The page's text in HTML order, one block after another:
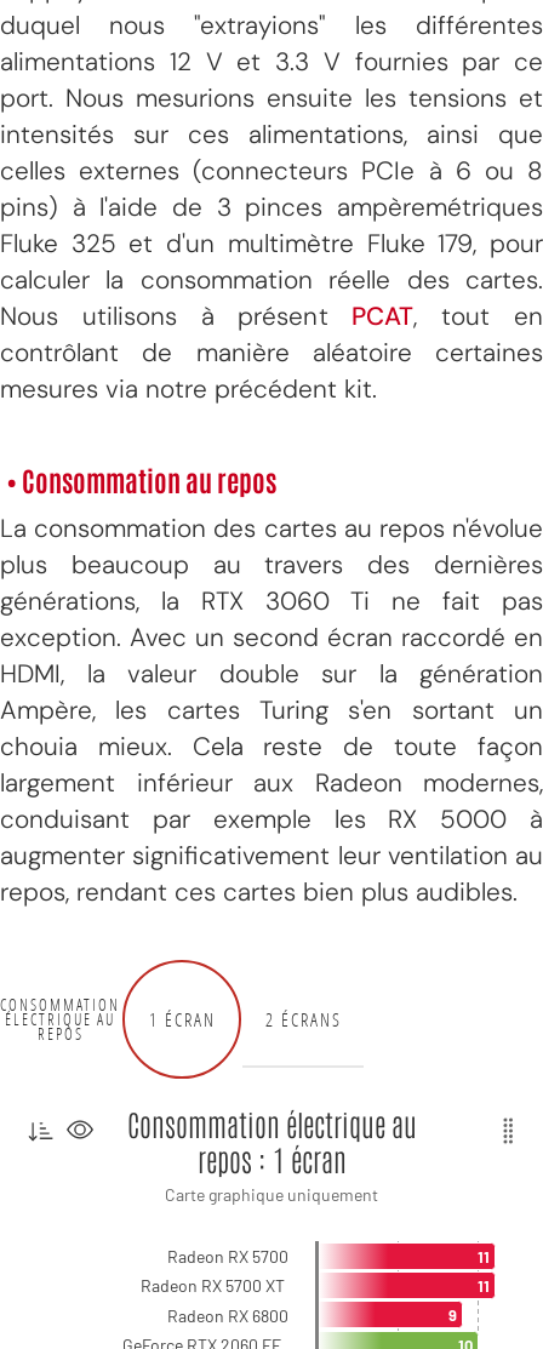
duquel nous "extrayions" les différentes
alimentations 12 V et 3.3 V fournies par ce
port. Nous mesurions ensuite les tensions et
intensités sur ces alimentations, ainsi que
celles externes (connecteurs PCIe à 6 ou 8
pins) à l'aide de 3 pinces ampèremétriques
Fluke 325 et d'un multimètre Fluke 179, pour
calculer la consommation réelle des cartes.
Nous utilisons à présent PCAT, tout en
contrôlant de manière aléatoire certaines
mesures via notre précédent kit.
• Consommation au repos
La consommation des cartes au repos n'évolue
plus beaucoup au travers des dernières
générations, la RTX 3060 Ti ne fait pas
exception. Avec un second écran raccordé en
HDMI, la valeur double sur la génération
Ampère, les cartes Turing s'en sortant un
chouia mieux. Cela reste de toute façon
largement inférieur aux Radeon modernes,
conduisant par exemple les RX 5000 à
augmenter significativement leur ventilation au
repos, rendant ces cartes bien plus audibles.